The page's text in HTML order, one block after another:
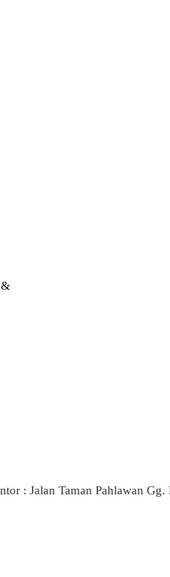
&
: Jalan Taman Pahlawan